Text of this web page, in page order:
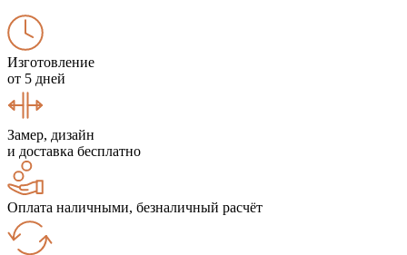
Изготовление
от 5 дней
Замер, дизайн
и доставка бесплатно
Оплата наличными, безналичный расчёт